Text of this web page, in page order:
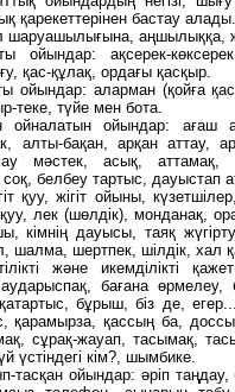
қарекеттерінен бастау алады.
шаруашылығына, аңшылыққа,
ойындар: ақсерек-
қас-құлақ, ордағы қасқыр.
ойындар: аларман (қойға
теке, түйе мен бота.
ойналатын ойындар: ағаш
алты-бақан, арқан аттау,
мәстек, асық, аттамақ,
белбеу тартыс, дауыстап
қуу, жігіт ойыны,
лек (шөлдік), монданақ,
кімнің дауысы, таяқ
шалма, шертпек, шілдік, хал
және икемділікті
бағана өрмелеу,
бұрыш, біз де,
қарамырза, қассың ба,
сұрақ-жауап, тасымақ,
кім?, шымбике.
тасқан ойындар: әріп